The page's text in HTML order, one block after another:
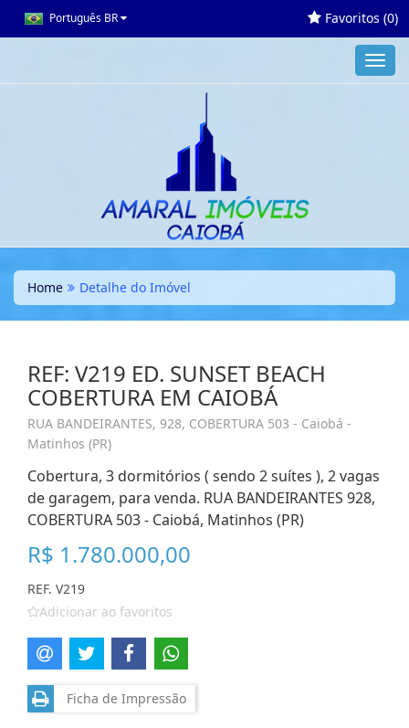
Português BR Favoritos (0)
Home Detalhe do Imóvel
REF: V219 ED. SUNSET BEACH
COBERTURA EM CAIOBÁ
RUA BANDEIRANTES, 928, COBERTURA 503 - Caiobá -
Matinhos (PR)
Cobertura, 3 dormitórios ( sendo 2 suítes ), 2 vagas
de garagem, para venda. RUA BANDEIRANTES 928,
COBERTURA 503 - Caiobá, Matinhos (PR)
R$ 1.780.000,00
REF. V219
Adicionar ao favoritos
Ficha de Impressão